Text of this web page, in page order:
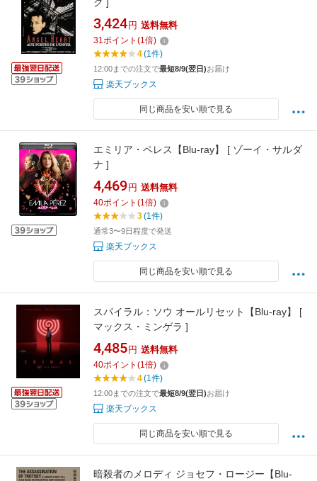
ク ]
3,424 円 送料無料
31ポイント (1倍)
4(1件)
12:00までの注文で最短8/9(翌日)お届け
楽天ブックス
同じ商品を安い順で見る
エミリア・ペレス【Blu-ray】 [ ゾーイ・サルダ
ナ ]
4,469 円 送料無料
40ポイント (1倍)
3(1件)
通常3〜9日程度で発送
楽天ブックス
同じ商品を安い順で見る
スパイラル：ソウ オールリセット【Blu-ray】 [
マックス・ミンゲラ ]
4,485 円 送料無料
40ポイント (1倍)
4(1件)
12:00までの注文で最短8/9(翌日)お届け
楽天ブックス
同じ商品を安い順で見る
暗殺者のメロディ ジョセフ・ロージー【Blu-